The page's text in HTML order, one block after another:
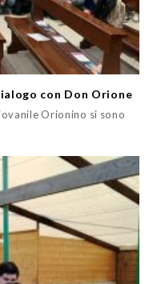
con Don Orione
Orionino si sono